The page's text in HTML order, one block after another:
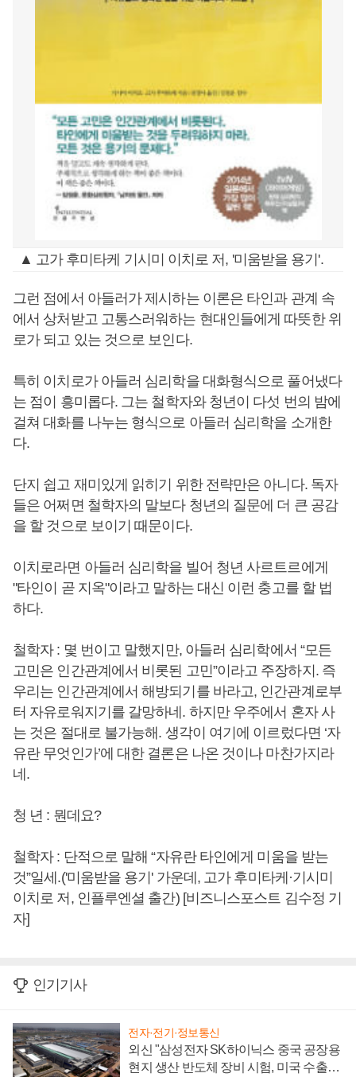
▲ 고가 후미타케 기시미 이치로 저, '미움받을 용기'.
그런 점에서 아들러가 제시하는 이론은 타인과 관계 속
에서 상처받고 고통스러워하는 현대인들에게 따뜻한 위
로가 되고 있는 것으로 보인다.
특히 이치로가 아들러 심리학을 대화형식으로 풀어냈다
는 점이 흥미롭다. 그는 철학자와 청년이 다섯 번의 밤에
걸쳐 대화를 나누는 형식으로 아들러 심리학을 소개한
다.
단지 쉽고 재미있게 읽히기 위한 전략만은 아니다. 독자
들은 어쩌면 철학자의 말보다 청년의 질문에 더 큰 공감
을 할 것으로 보이기 때문이다.
이치로라면 아들러 심리학을 빌어 청년 사르트르에게
"타인이 곧 지옥"이라고 말하는 대신 이런 충고를 할 법
하다.
철학자 : 몇 번이고 말했지만, 아들러 심리학에서 “모든
고민은 인간관계에서 비롯된 고민”이라고 주장하지. 즉
우리는 인간관계에서 해방되기를 바라고, 인간관계로부
터 자유로워지기를 갈망하네. 하지만 우주에서 혼자 사
는 것은 절대로 불가능해. 생각이 여기에 이르렀다면 ‘자
유란 무엇인가’에 대한 결론은 나온 것이나 마찬가지라
네.
청 년 : 뭔데요?
철학자 : 단적으로 말해 “자유란 타인에게 미움을 받는
것”일세.('미움받을 용기' 가운데, 고가 후미타케·기시미
이치로 저, 인플루엔셜 출간) [비즈니스포스트 김수정 기
자]
인기기사
전자·전기·정보통신
외신 "삼성전자 SK하이닉스 중국 공장용
현지 생산 반도체 장비 시험, 미국 수출통